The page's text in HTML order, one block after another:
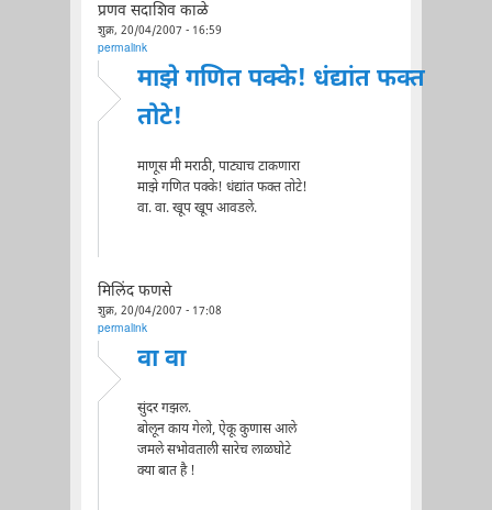
प्रणव सदाशिव काळे
शुक्र, 20/04/2007 - 16:59
permalink
माझे गणित पक्के! धंद्यांत फक्त
तोटे!
माणूस मी मराठी, पाट्याच टाकणारा
माझे गणित पक्के! धंद्यांत फक्त तोटे!
वा. वा. खूप खूप आवडले.
मिलिंद फणसे
शुक्र, 20/04/2007 - 17:08
permalink
वा वा
सुंदर गझल.
बोलून काय गेलो, ऐकू कुणास आले
जमले सभोवताली सारेच लाळघोटे
क्या बात है !